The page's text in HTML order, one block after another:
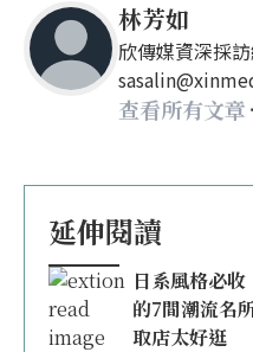
林芳如
欣傳媒資深採訪
查看所有文章
延伸閱讀
日系風格必
的7間潮流名
取店太好逛